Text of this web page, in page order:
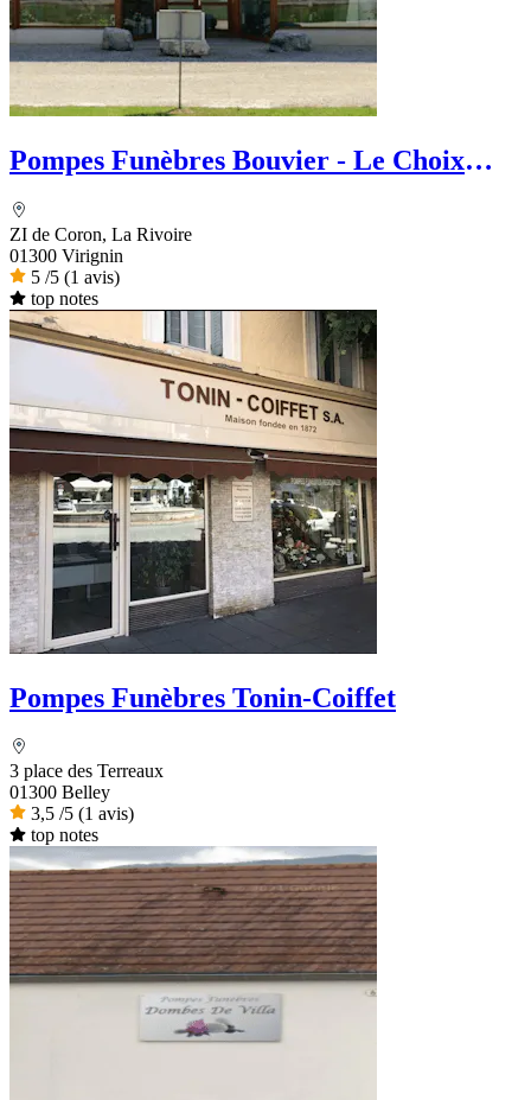
Pompes Funèbres Bouvier - Le Choix
ZI de Coron, La Rivoire
01300 Virignin
5 /5 (1 avis)
top notes
Pompes Funèbres Tonin-Coiffet
3 place des Terreaux
01300 Belley
3,5 /5 (1 avis)
top notes